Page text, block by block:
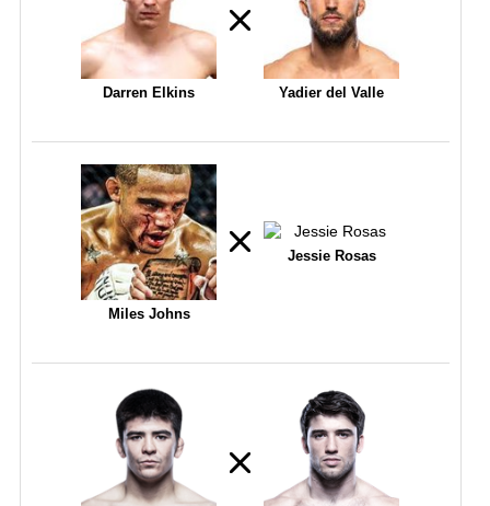
Darren Elkins Yadier del Valle
Miles Johns
Jessie Rosas